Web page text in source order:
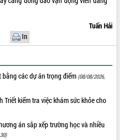
Tuấn Hải
In
các dự án trọng điểm (08/08/2026,
kiểm tra việc khám sức khỏe cho
án sắp xếp trường học và nhiều